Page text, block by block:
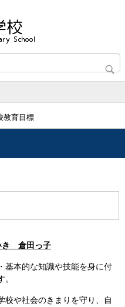
教育目標
き 倉田っ子
基本的な知識や技能を身に付
校や社会のきまりを守り、自